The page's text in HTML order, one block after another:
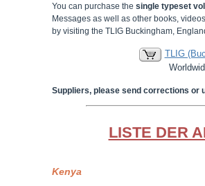
You can purchase the single typeset
Messages as well as other books,
by visiting the TLIG Buckingham,
TLIG
Suppliers, please send corrections or
LISTE DER
Kenya